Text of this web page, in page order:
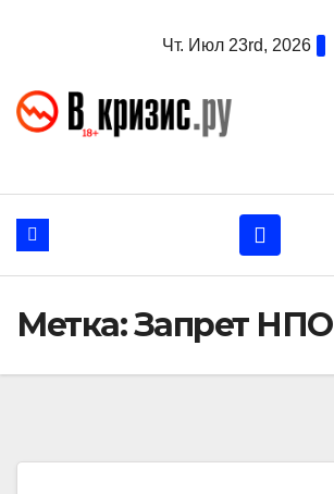
Чт. Июл 23rd, 2026
Метка:Запрет НПО